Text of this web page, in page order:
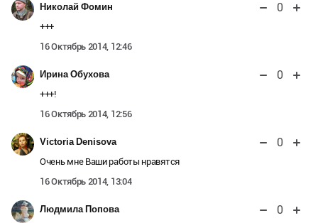
Николай Фомин 0
+++
16 Октябрь 2014, 12:46
Ирина Обухова 0
+++!
16 Октябрь 2014, 12:56
Victoria Denisova 0
Очень мне Ваши работы нравятся
16 Октябрь 2014, 13:04
Людмила Попова 0